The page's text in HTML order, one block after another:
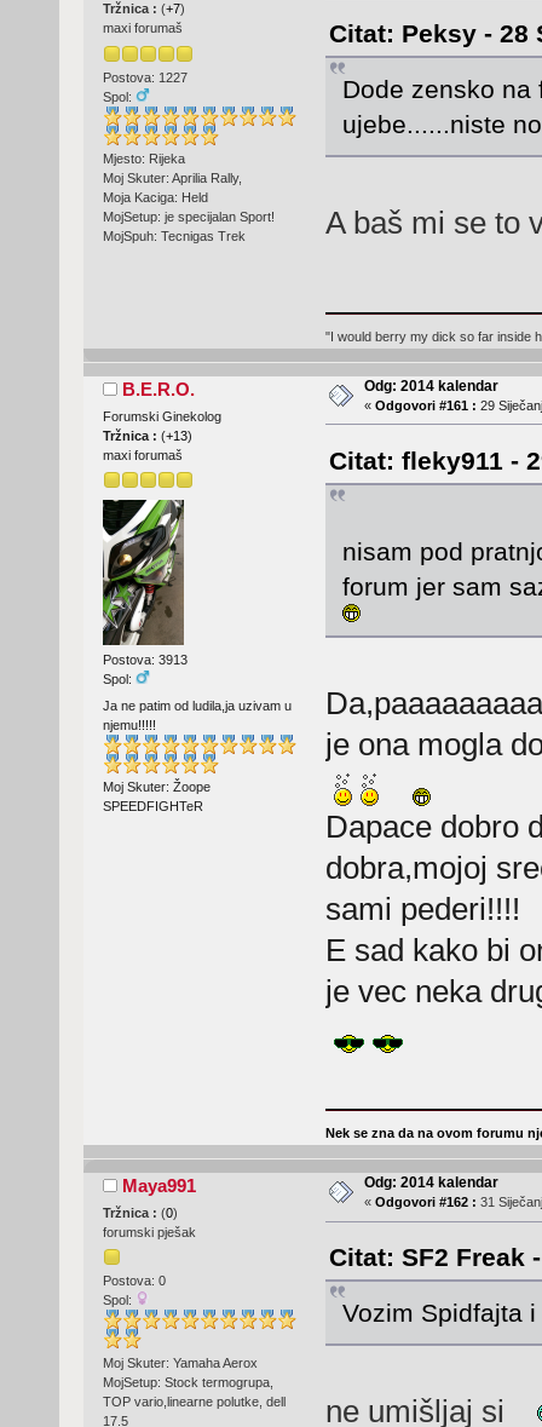
Tržnica : (+7)
maxi forumaš
Postova: 1227
Spol:
Mjesto: Rijeka
Moj Skuter: Aprilia Rally,
Moja Kaciga: Held
MojSetup: je specijalan Sport!
MojSpuh: Tecnigas Trek
Citat: Peksy - 28
Dode zensko na
ujebe......niste
A baš mi se to
"I would berry my dick so far inside
B.E.R.O.
Forumski Ginekolog
Tržnica : (+13)
maxi forumaš
Postova: 3913
Spol:
Ja ne patim od ludila,ja uzivam u
njemu!!!!!
Moj Skuter: Žoope
SPEEDFIGHTeR
Odg: 2014 kalendar
« Odgovori #161 : 29
Citat: fleky911 -
nisam pod
forum jer sam
je ona mogla
Dapace dobro
dobra,mojoj
sami pederi!!!!
E sad kako bi
je vec neka
Nek se zna da na ovom forumu
Maya991
Tržnica : (0)
forumski pješak
Postova: 0
Spol:
Moj Skuter: Yamaha Aerox
MojSetup: Stock termogrupa,
TOP vario,linearne polutke, dell
17.5
Odg: 2014 kalendar
« Odgovori #162 : 31
Citat: SF2 Freak
Vozim Spidfajta
ne umišljaj si